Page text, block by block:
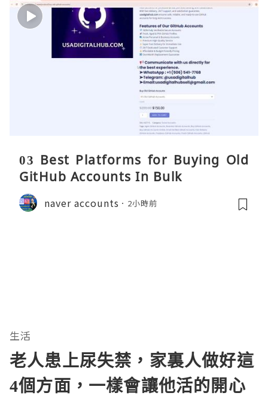
03 Best Platforms for Buying Old
GitHub Accounts In Bulk
naver accounts 2小時前
生活
老人患上尿失禁，家裏人做好這
4個方面，一樣會讓他活的開心